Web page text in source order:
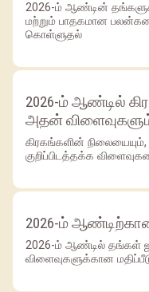
2026-ம் ஆண்டின்
மற்றும் பாதகமான
கொள்ளுதல்
2026-ம் ஆண்டில்
அதன்
கிரகங்களின்
குறிப்பிடத்தக்க
2026-ம்
2026-ம் ஆண்டில் தங்கள்
விளைவுகளுக்கான